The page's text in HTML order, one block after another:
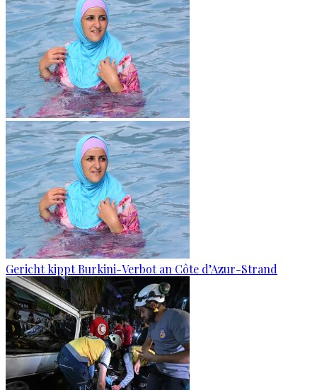
Gericht kippt Burkini-Verbot an Côte d’Azur-Strand